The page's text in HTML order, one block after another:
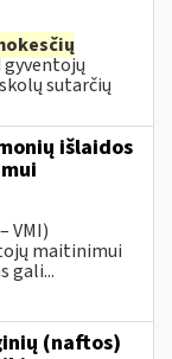
gyventojų
sutarčių
išlaidos
VMI)
maitinimui
gali...
(naftos)